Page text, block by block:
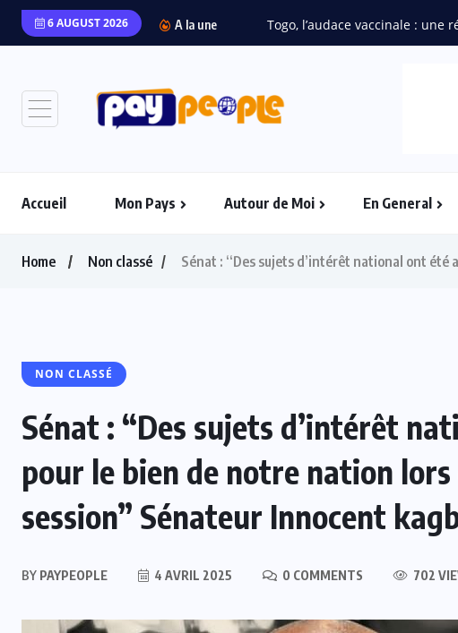
6 AUGUST 2026 A la une
Accueil Mon Pays Autour de Moi En General
Home Non classé Sénat : “Des sujets d’intérêt national ont
NON CLASSÉ
Sénat : “Des sujets d’intérêt
pour le bien de notre nation
session” Sénateur Innocent
BY PAYPEOPLE 4 AVRIL 2025 0 COMMENTS 702